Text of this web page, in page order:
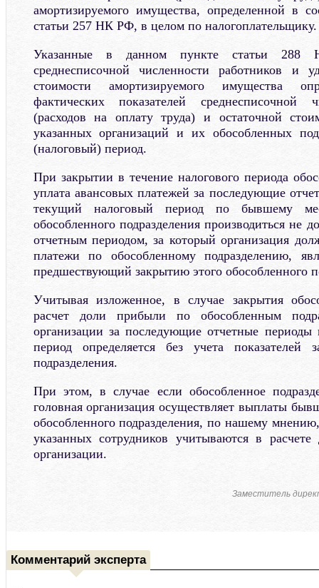
амортизируемого имущества, определенной в
статьи 257 НК РФ, в целом по налогоплательщику.
Указанные в данном пункте статьи
среднесписочной численности работников и
стоимости амортизируемого имущества
фактических показателей среднесписочной
(расходов на оплату труда) и остаточной
указанных организаций и их обособленных
(налоговый) период.
При закрытии в течение налогового периода
уплата авансовых платежей за последующие
текущий налоговый период по бывшему
обособленного подразделения производиться не
отчетным периодом, за который организация
платежи по обособленному подразделению,
предшествующий закрытию этого обособленного
Учитывая изложенное, в случае закрытия
расчет доли прибыли по обособленным
организации за последующие отчетные
период определяется без учета показателей
подразделения.
При этом, в случае если обособленное
головная организация осуществляет выплаты
обособленного подразделения, по нашему
указанных сотрудников учитываются в
организации.
Заместитель
Комментарий эксперта